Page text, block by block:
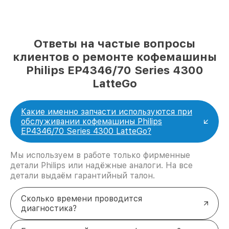
Ответы на частые вопросы
клиентов о ремонте кофемашины
Philips EP4346/70 Series 4300
LatteGo
Какие именно запчасти используются при
обслуживании кофемашины Philips
EP4346/70 Series 4300 LatteGo?
Мы используем в работе только фирменные
детали Philips или надёжные аналоги. На все
детали выдаём гарантийный талон.
Сколько времени проводится
диагностика?